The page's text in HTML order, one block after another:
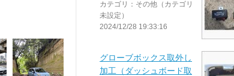
カテゴリ：その他（カテゴリ
未設定）
2024/12/28 19:33:16
グローブボックス取外し
加工（ダッシュボード取